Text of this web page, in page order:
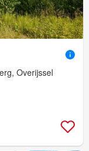
Overijssel